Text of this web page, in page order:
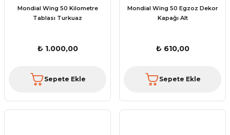
Mondial Wing 50 Kilometre
Tablası Turkuaz
₺ 1.000,00
Sepete Ekle
Mondial Wing 50 Egzoz Dekor
Kapağı Alt
₺ 610,00
Sepete Ekle